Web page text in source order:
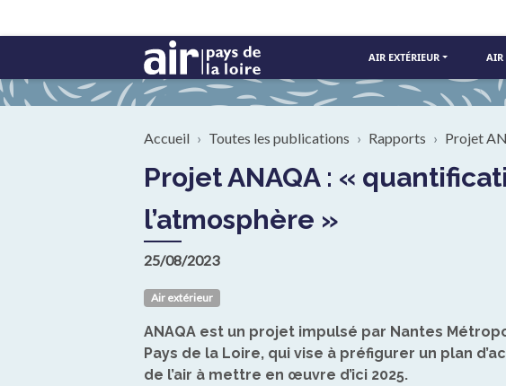
AIR EXTÉRIEUR AIR
Fil d'Ariane
Accueil Toutes les publications Rapports Projet
Projet ANAQA : « quantification de 8 actions sur les émissions à
l’atmosphère »
25/08/2023
Air extérieur
ANAQA est un projet impulsé par Nantes
Pays de la Loire, qui vise à préfigurer un plan
de l’air à mettre en œuvre d’ici 2025.